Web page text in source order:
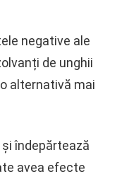
negative ale
de unghii
alternativă mai
îndepărtează
avea efecte